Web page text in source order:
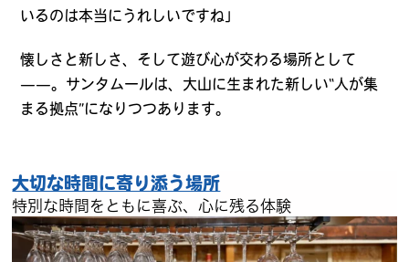
いるのは本当にうれしいですね」
懐しさと新しさ、そして遊び心が交わる場所として
——。サンタムールは、大山に生まれた新しい“人が集
まる拠点”になりつつあります。
大切な時間に寄り添う場所
特別な時間をともに喜ぶ、心に残る体験